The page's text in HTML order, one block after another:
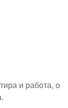
и работа, о